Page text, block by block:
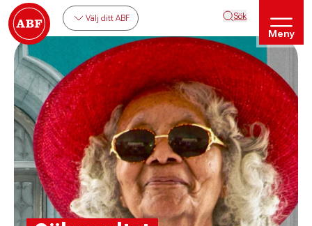
Välj ditt ABF Sök
Meny